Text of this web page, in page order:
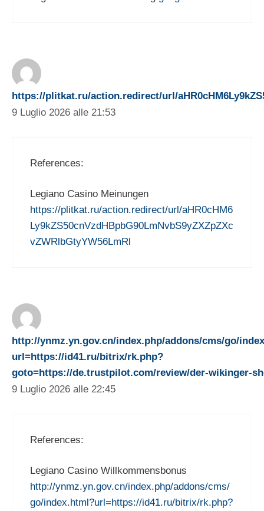
https://plitkat.ru/action.redirect/url/
9 Luglio 2026 alle 21:53
References:
Legiano Casino Meinungen
https://plitkat.ru/action.redirect/url/aHR0cHM6
Ly9kZS50cnVzdHBpbG90LmNvbS9yZXZpZXc
vZWRlbGtyYW56LmRl
http://ynmz.yn.gov.cn/index.php/addons/cms/go/
url=https://id41.ru/bitrix/rk.php?
goto=https://de.trustpilot.com/review/der-wikinger-
9 Luglio 2026 alle 22:45
References:
Legiano Casino Willkommensbonus
http://ynmz.yn.gov.cn/index.php/addons/cms/
go/index.html?url=https://id41.ru/bitrix/rk.php?